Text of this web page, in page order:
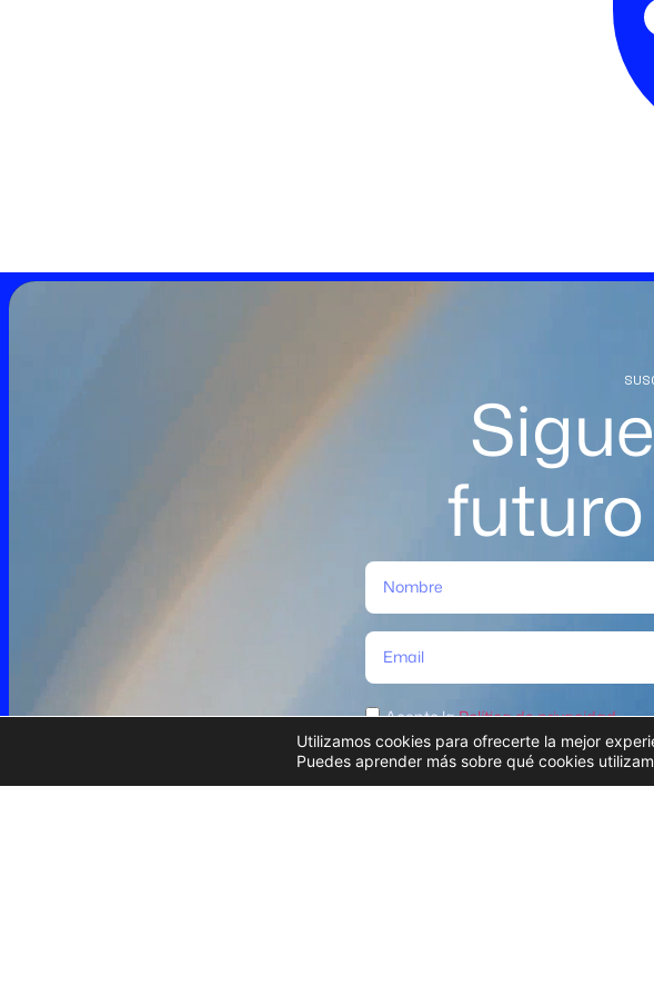
Acepto laPolítica de privacidad.
Utilizamos cookies para ofrecerte la mejor
Puedes aprender más sobre qué cookies